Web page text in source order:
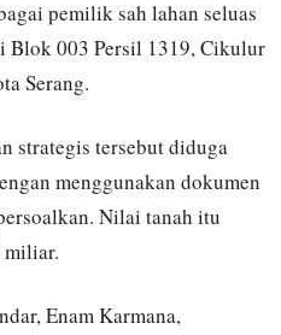
pemilik sah lahan seluas
Blok 003 Persil 1319, Cikulur
Serang.
strategis tersebut diduga
menggunakan dokumen
Nilai tanah itu
miliar.
Enam Karmana,